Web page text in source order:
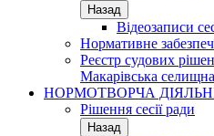
Назад
Відеозаписи
Нормативне
Реєстр судових
Макарівська
НОРМОТВОРЧА
Рішення сесії ради
Назад